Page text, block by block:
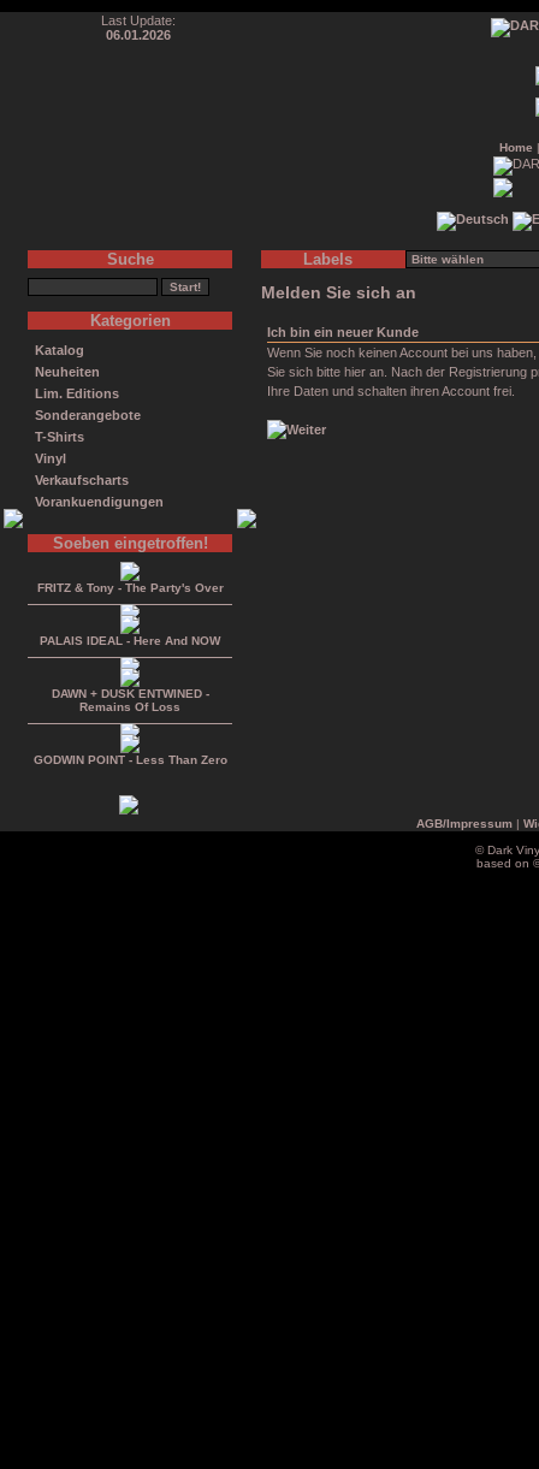
Last Update:
06.01.2026
Home
Suche
Kategorien
Katalog
Neuheiten
Lim. Editions
Sonderangebote
T-Shirts
Vinyl
Verkaufscharts
Vorankuendigungen
Soeben eingetroffen!
FRITZ & Tony - The Party's Over
PALAIS IDEAL - Here And NOW
DAWN + DUSK ENTWINED -
Remains Of Loss
GODWIN POINT - Less Than Zero
Labels
Melden Sie sich an
Ich bin ein neuer Kunde
Wenn Sie noch keinen Account bei uns haben,
Sie sich bitte hier an. Nach der Registrierung
Ihre Daten und schalten ihren Account frei.
AGB/Impressum|
© Dark
based on